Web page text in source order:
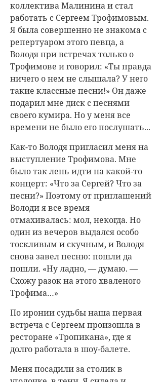
коллектива Малинина и стал
работать с Сергеем Трофимовым.
Я была совершенно не знакома с
репертуаром этого певца, а
Володя при встречах только о
Трофимове и говорил: «Ты правда
ничего о нем не слышала? У него
такие классные песни!» Он даже
подарил мне диск с песнями
своего кумира. Но у меня все
времени не было его послушать...
Как-то Володя пригласил меня на
выступление Трофимова. Мне
было так лень идти на какой-то
концерт: «Что за Сергей? Что за
песни?» Поэтому от приглашений
Володи я все время
отмахивалась: мол, некогда. Но
один из вечеров выдался особо
тоскливым и скучным, и Володя
снова завел песню: пошли да
пошли. «Ну ладно, — думаю. —
Схожу разок на этого хваленого
Трофима…»
По иронии судьбы наша первая
встреча с Сергеем произошла в
ресторане «Тропикана», где я
долго работала в шоу-балете.
Меня посадили за столик в